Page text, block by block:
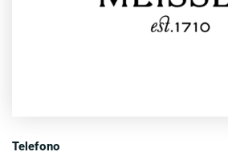
Telefono